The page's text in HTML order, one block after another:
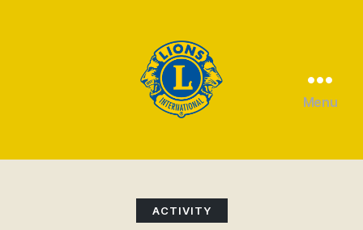
Witten
Menu
Categories
ACTIVITY